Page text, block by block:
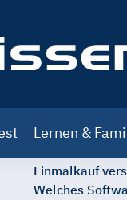
Lernen &
Einmalkauf
Welches